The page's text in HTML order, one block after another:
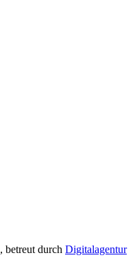
, betreut durch Digitalagentur